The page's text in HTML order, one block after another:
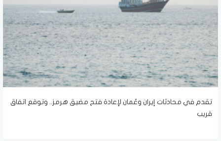
تقدم في محادثات إيران وعُمان لإعادة فتح مضيق هرمز.. وتوقع اتفاق
قريب